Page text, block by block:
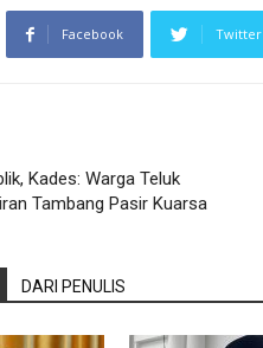
Facebook Twitter
Kades: Warga Teluk
Tambang Pasir Kuarsa
DARI PENULIS